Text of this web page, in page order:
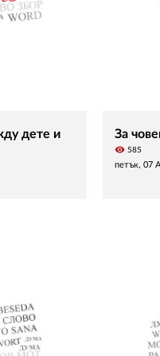
дете и
За
visibility 585
петък, 07